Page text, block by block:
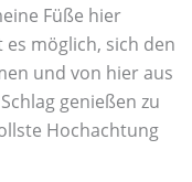
Füße hier
möglich, sich den
und von hier aus
genießen zu
Hochachtung